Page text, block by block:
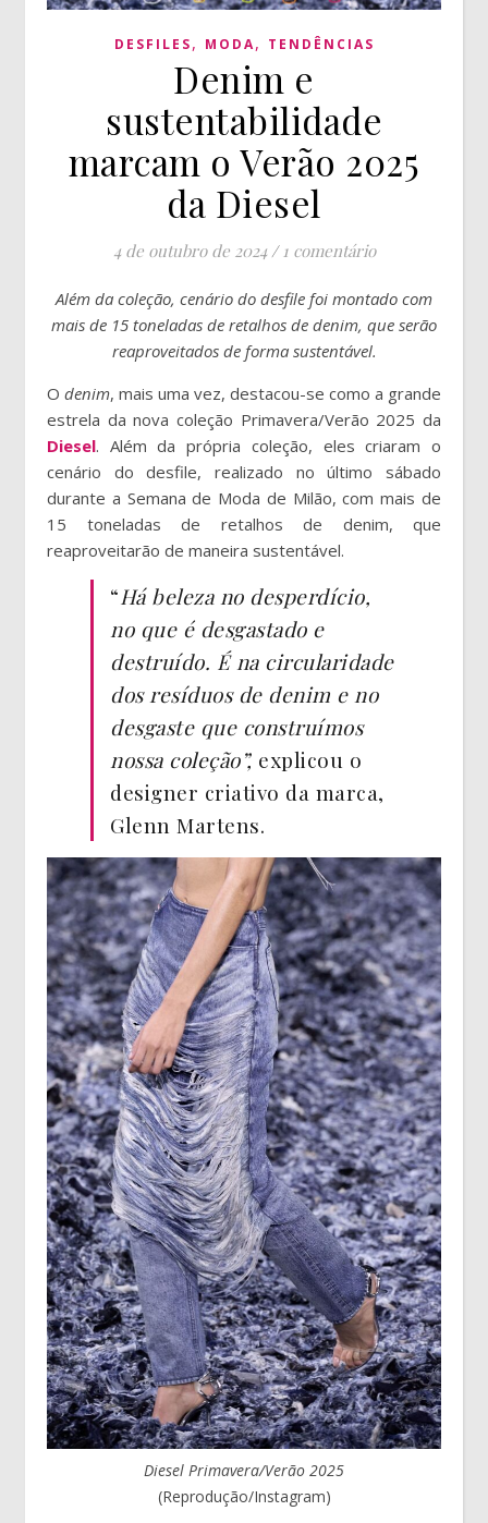
DESFILES, MODA, TENDÊNCIAS
Denim e
sustentabilidade
marcam o Verão 2025
da Diesel
4 de outubro de 2024 / 1 comentário
Além da coleção, cenário do desfile foi montado com
mais de 15 toneladas de retalhos de denim, que serão
reaproveitados de forma sustentável.
O denim, mais uma vez, destacou-se como a grande
estrela da nova coleção Primavera/Verão 2025 da
Diesel. Além da própria coleção, eles criaram o
cenário do desfile, realizado no último sábado
durante a Semana de Moda de Milão, com mais de
15 toneladas de retalhos de denim, que
reaproveitarão de maneira sustentável.
“Há beleza no desperdício,
no que é desgastado e
destruído. É na circularidade
dos resíduos de denim e no
desgaste que construímos
nossa coleção”, explicou o
designer criativo da marca,
Glenn Martens.
Diesel Primavera/Verão 2025
(Reprodução/Instagram)